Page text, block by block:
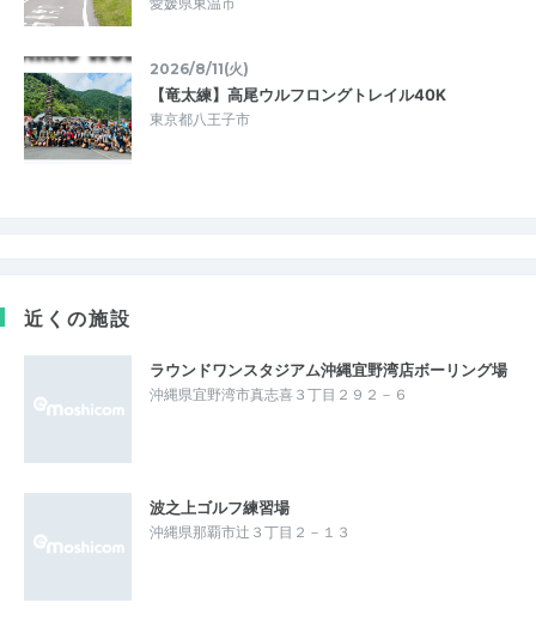
2026/8/11(火)
【竜太練】高尾ウルフロングトレイル40K
東京都八王子市
近くの施設
ラウンドワンスタジアム沖縄宜野湾店ボーリング場
沖縄県宜野湾市真志喜３丁目２９２－６
波之上ゴルフ練習場
沖縄県那覇市辻３丁目２－１３